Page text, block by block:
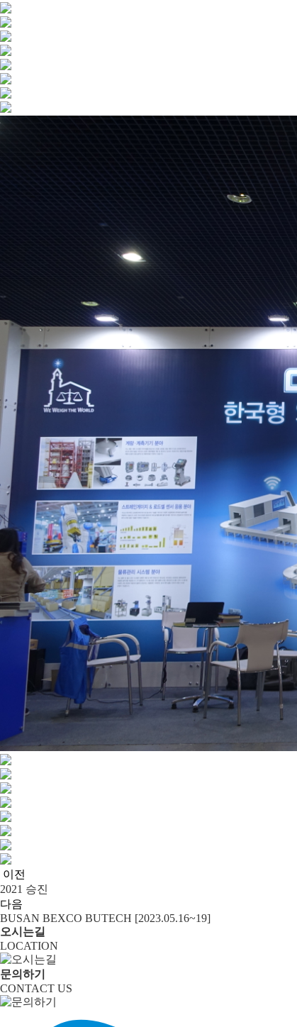
이전
2021 승진
다음
BUSAN BEXCO BUTECH [2023.05.16~19]
오시는길
LOCATION
문의하기
CONTACT US